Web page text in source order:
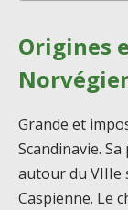
Origines
Grande et
Scandinavie.
autour du VIIIe
Caspienne. Le